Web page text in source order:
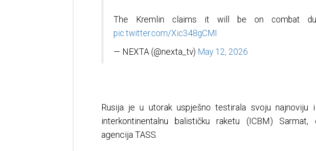
The Kremlin claims it will be on combat
pic.twitter.com/Xic348gCMI
— NEXTA (@nexta_tv) May 12, 2026
Rusija je u utorak uspješno testirala svoju najnoviju i
interkontinentalnu balističku raketu (ICBM)
agencija TASS.